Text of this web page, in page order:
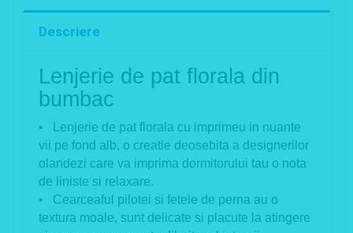
Descriere
Lenjerie de pat florala din
bumbac
• Lenjerie de pat florala cu imprimeu in nuante
vii pe fond alb, o creatie deosebita a designerilor
olandezi care va imprima dormitorului tau o nota
de liniste si relaxare.
• Cearceaful pilotei si fetele de perna au o
textura moale, sunt delicate si placute la atingere